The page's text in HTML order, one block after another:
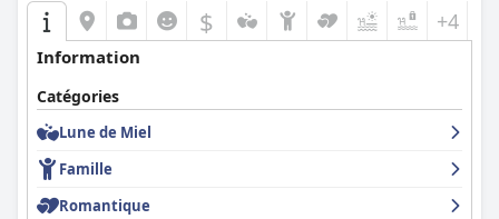
$ +4
Information
Catégories
Lune de Miel
Famille
Romantique